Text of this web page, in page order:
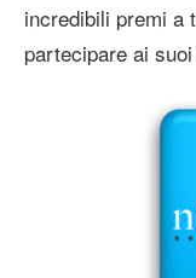
incredibili premi a
partecipare ai